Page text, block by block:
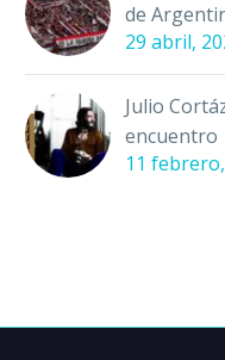
de
29 abril,
Julio
encuentro
11